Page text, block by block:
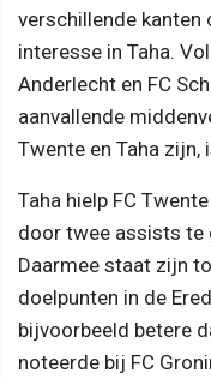
verschillende kanten
interesse in Taha.
Anderlecht en FC
aanvallende
Twente en Taha zijn,
Taha hielp FC
door twee assists te
Daarmee staat zijn
doelpunten in de
bijvoorbeeld betere
noteerde bij FC